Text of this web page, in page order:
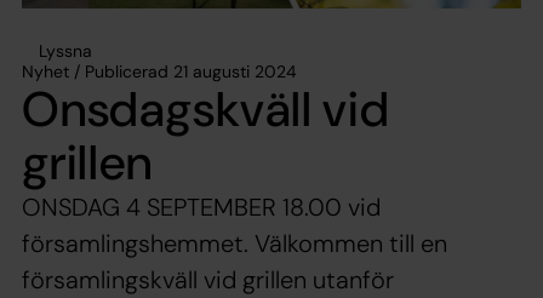
Lyssna
Nyhet / Publicerad 21 augusti 2024
Onsdagskväll vid
grillen
ONSDAG 4 SEPTEMBER 18.00 vid
församlingshemmet. Välkommen till en
församlingskväll vid grillen utanför